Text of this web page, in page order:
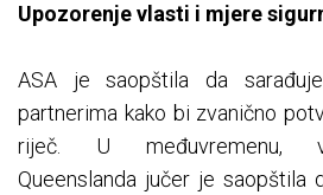
Upozorenje vlasti i mjere
ASA je saopštila da
partnerima kako bi zvanično
riječ. U međuvremenu,
Queenslanda jučer je saopštila